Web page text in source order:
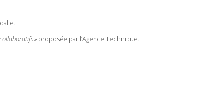
»proposée par l’Agence Technique.